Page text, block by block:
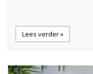
Lees verder »